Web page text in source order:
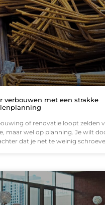
verbouwen met een strakke
of renovatie loopt zelden
maar wel op planning. Je wilt
dat je net te weinig